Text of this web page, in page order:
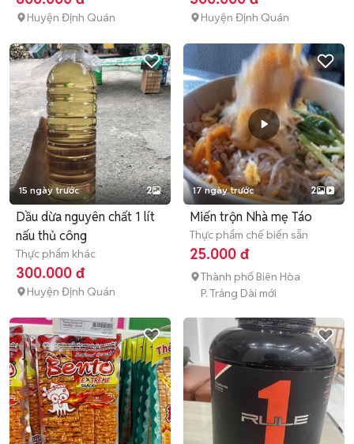
Huyện Định Quán Huyện Định Quán
15 ngày trước 2
Dầu dừa nguyên chất 1 lít
nấu thủ công
Thực phẩm khác
300.000 đ
Huyện Định Quán
17 ngày trước 2
Miến trộn Nhà mẹ Táo
Thực phẩm chế biến sẵn
25.000 đ
Thành phố Biên Hòa
P. Trảng Dài mới